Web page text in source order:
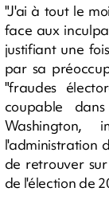
"J'ai à tout le
face aux
justifiant une
par sa
"fraudes
coupable
Washington,
l'administration
de retrouver
de l'élection de